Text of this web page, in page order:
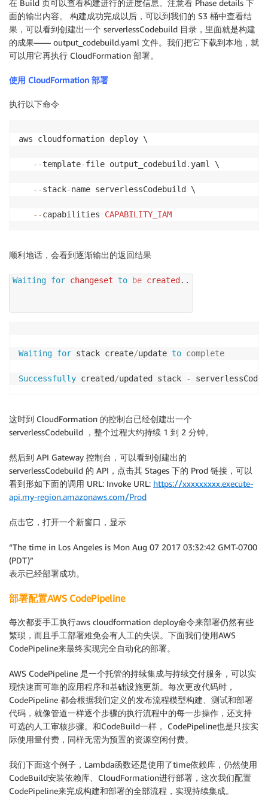
在 Build 页可以查看构建进行的进度信息。注意看 Phase details 下
面的输出内容。 构建成功完成以后，可以到我们的 S3 桶中查看结
果，可以看到创建出一个 serverlessCodebuild 目录，里面就是构建
的成果—— output_codebuild.yaml 文件。我们把它下载到本地，就
可以用它再执行 CloudFormation 部署。
使用 CloudFormation 部署
执行以下命令
aws cloudformation deploy \
--template-file output_codebuild . yaml \
--stack-name serverlessCodebuild \
--capabilities CAPABILITY_IAM
顺利地话，会看到逐渐输出的返回结果
Waiting for changeset to be created . .
Waiting for stack create/update to complete
Successfully created/updated stack -
这时到 CloudFormation 的控制台已经创建出一个
serverlessCodebuild ，整个过程大约持续 1 到 2 分钟。
然后到 API Gateway 控制台，可以看到创建出的
serverlessCodebuild 的 API，点击其 Stages 下的 Prod 链接，可以
看到形如下面的调用 URL: Invoke URL: https://xxxxxxxxx.execute-
api.my-region.amazonaws.com/Prod
点击它，打开一个新窗口，显示
“The time in Los Angeles is Mon Aug 07 2017 03:32:42 GMT-0700
(PDT)”
表示已经部署成功。
部署配置AWS CodePipeline
每次都要手工执行aws cloudformation deploy命令来部署仍然有些
繁琐，而且手工部署难免会有人工的失误。下面我们使用AWS
CodePipeline来最终实现完全自动化的部署。
AWS CodePipeline 是一个托管的持续集成与持续交付服务，可以实
现快速而可靠的应用程序和基础设施更新。每次更改代码时，
CodePipeline 都会根据我们定义的发布流程模型构建、测试和部署
代码，就像管道一样逐个步骤的执行流程中的每一步操作，还支持
可选的人工审核步骤。和CodeBuild一样， CodePipeline也是只按实
际使用量付费，同样无需为预置的资源空闲付费。
我们下面这个例子，Lambda函数还是使用了time依赖库，仍然使用
CodeBuild安装依赖库、CloudFormation进行部署，这次我们配置
CodePipeline来完成构建和部署的全部流程，实现持续集成。